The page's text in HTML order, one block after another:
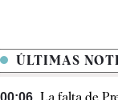
ÚLTIMAS